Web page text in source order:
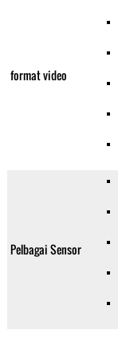
format video
Pelbagai Sensor